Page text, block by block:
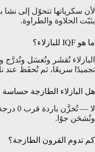
لأن سكرياتها تتحوّل إلى نشا
يثبّت الحلاوة والطراوة.
ما هو IQF للبازلاء؟
البازلاء تُقشَر وتُغسَل
تجميدًا سريعًا، ثم تُحفَظ عند ناقص 18
هل البازلاء الطازجة حساسة
لا —
وتُشحَن جوًا.
كم تدوم القرون الطازجة؟